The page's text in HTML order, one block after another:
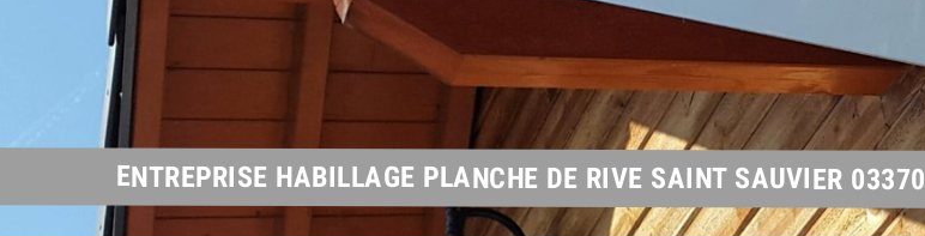
ENTREPRISE HABILLAGE PLANCHE DE RIVE SAINT SAUVIER 03370